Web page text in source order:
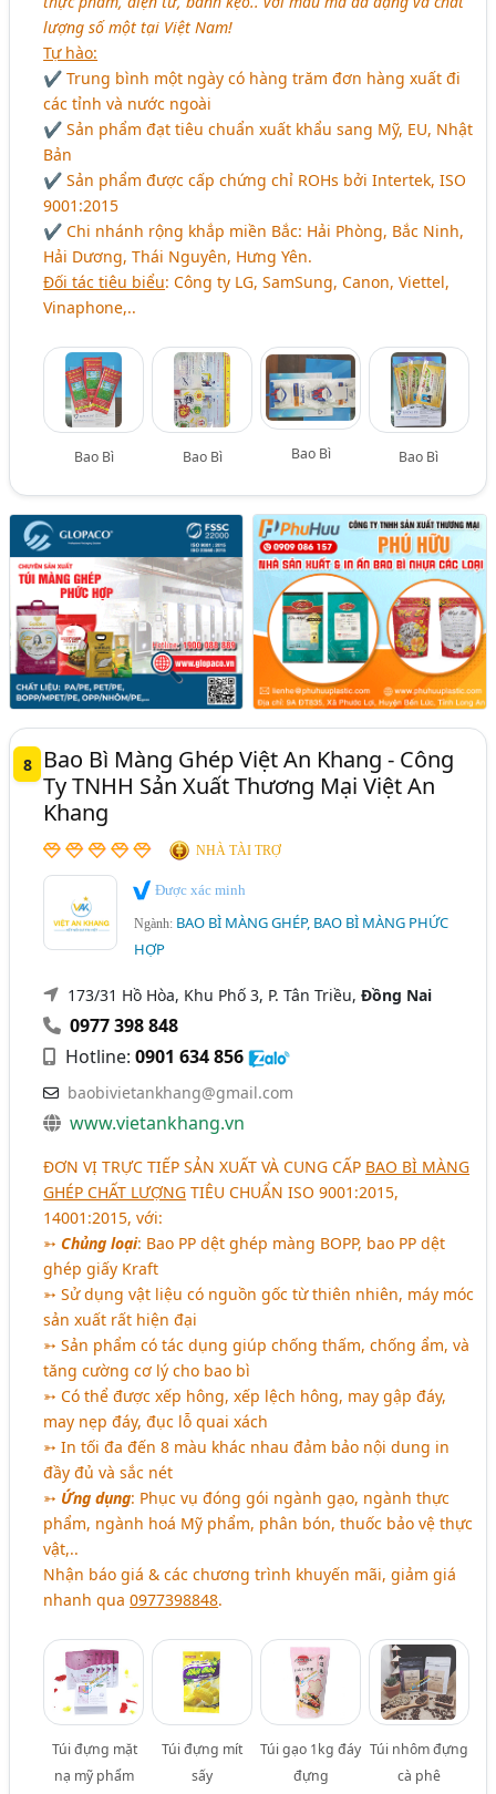
lượng số một tại Việt Nam!
Tự hào:
✔ Trung bình một ngày có hàng trăm đơn hàng xuất đi
các tỉnh và nước ngoài
✔ Sản phẩm đạt tiêu chuẩn xuất khẩu sang Mỹ, EU, Nhật
Bản
✔ Sản phẩm được cấp chứng chỉ ROHs bởi Intertek, ISO
9001:2015
✔ Chi nhánh rộng khắp miền Bắc: Hải Phòng, Bắc Ninh,
Hải Dương, Thái Nguyên, Hưng Yên.
Đối tác tiêu biểu: Công ty LG, SamSung, Canon, Viettel,
Vinaphone,..
Bao Bì Bao Bì Bao Bì Bao Bì
8
Bao Bì Màng Ghép Việt An Khang - Công
Ty TNHH Sản Xuất Thương Mại Việt An
Khang
NHÀ TÀI TRỢ
Được xác minh
Ngành: BAO BÌ MÀNG GHÉP, BAO BÌ MÀNG PHỨC
HỢP
173/31 Hồ Hòa, Khu Phố 3, P. Tân Triều,Đồng Nai
0977 398 848
Hotline:0901 634 856
baobivietankhang@gmail.com
www.vietankhang.vn
ĐƠN VỊ TRỰC TIẾP SẢN XUẤT VÀ CUNG CẤP BAO BÌ MÀNG
GHÉP CHẤT LƯỢNG TIÊU CHUẨN ISO 9001:2015,
14001:2015, với:
➳Chủng loại: Bao PP dệt ghép màng BOPP, bao PP dệt
ghép giấy Kraft
➳ Sử dụng vật liệu có nguồn gốc từ thiên nhiên, máy móc
sản xuất rất hiện đại
➳ Sản phẩm có tác dụng giúp chống thấm, chống ẩm, và
tăng cường cơ lý cho bao bì
➳ Có thể được xếp hông, xếp lệch hông, may gập đáy,
may nẹp đáy, đục lỗ quai xách
➳ In tối đa đến 8 màu khác nhau đảm bảo nội dung in
đầy đủ và sắc nét
➳ Ứng dụng: Phục vụ đóng gói ngành gạo, ngành thực
phẩm, ngành hoá Mỹ phẩm, phân bón, thuốc bảo vệ thực
vật,..
Nhận báo giá & các chương trình khuyến mãi, giảm giá
nhanh qua0977398848.
Túi đựng mặt
nạ mỹ phẩm
Túi đựng mít
sấy
Túi gạo 1kg đáy
đựng
Túi nhôm đựng
cà phê